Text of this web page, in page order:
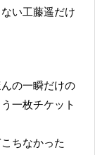
い工藤遥だけ
の一瞬だけの
一枚チケット
ちなかった